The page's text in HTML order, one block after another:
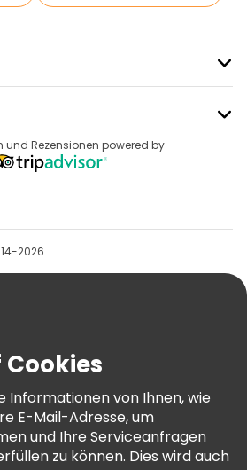
und Rezensionen powered by
2026
Informationen von Ihnen, wie
E-Mail-Adresse, um
und Ihre Serviceanfragen
zu können. Dies wird auch